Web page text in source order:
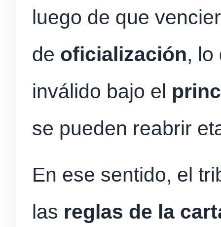
luego de que
de oficialización, lo
inválido bajo el
se pueden reabrir
En ese sentido, el
las reglas de la